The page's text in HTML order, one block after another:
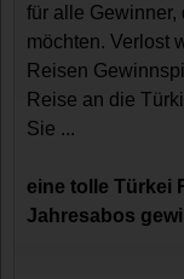
für alle
möchten. Verlost
Reisen
Reise an die
Sie ...
eine tolle Türkei
Jahresabos